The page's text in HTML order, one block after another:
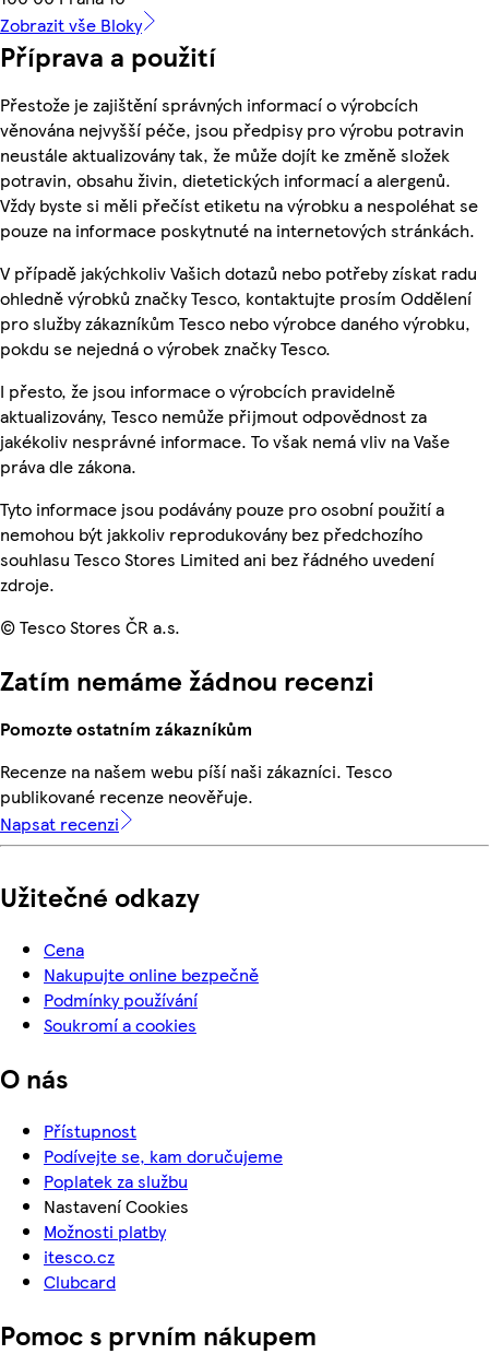
Zobrazit vše Bloky
Příprava a použití
Přestože je zajištění správných informací o výrobcích
věnována nejvyšší péče, jsou předpisy pro výrobu potravin
neustále aktualizovány tak, že může dojít ke změně složek
potravin, obsahu živin, dietetických informací a alergenů.
Vždy byste si měli přečíst etiketu na výrobku a nespoléhat se
pouze na informace poskytnuté na internetových stránkách.
V případě jakýchkoliv Vašich dotazů nebo potřeby získat radu
ohledně výrobků značky Tesco, kontaktujte prosím Oddělení
pro služby zákazníkům Tesco nebo výrobce daného výrobku,
pokdu se nejedná o výrobek značky Tesco.
I přesto, že jsou informace o výrobcích pravidelně
aktualizovány, Tesco nemůže přijmout odpovědnost za
jakékoliv nesprávné informace. To však nemá vliv na Vaše
práva dle zákona.
Tyto informace jsou podávány pouze pro osobní použití a
nemohou být jakkoliv reprodukovány bez předchozího
souhlasu Tesco Stores Limited ani bez řádného uvedení
zdroje.
© Tesco Stores ČR a.s.
Zatím nemáme žádnou recenzi
Pomozte ostatním zákazníkům
Recenze na našem webu píší naši zákazníci. Tesco
publikované recenze neověřuje.
Napsat recenzi
Užitečné odkazy
Cena
Nakupujte online bezpečně
Podmínky používání
Soukromí a cookies
O nás
Přístupnost
Podívejte se, kam doručujeme
Poplatek za službu
Nastavení Cookies
Možnosti platby
itesco.cz
Clubcard
Pomoc s prvním nákupem